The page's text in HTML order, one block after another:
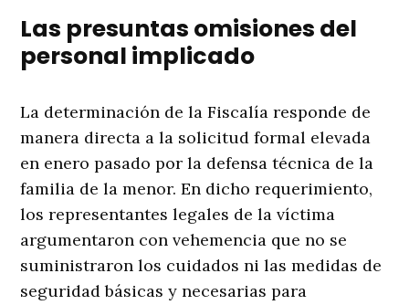
Las presuntas omisiones del
personal implicado
La determinación de la Fiscalía responde de
manera directa a la solicitud formal elevada
en enero pasado por la defensa técnica de la
familia de la menor. En dicho requerimiento,
los representantes legales de la víctima
argumentaron con vehemencia que no se
suministraron los cuidados ni las medidas de
seguridad básicas y necesarias para